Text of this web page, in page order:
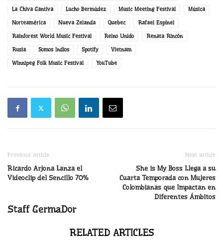
La Chiva Gantiva Lucho Bermúdez Music Meeting Festival Música
Norteamérica Nueva Zelanda Quebec Rafael Espinel
Rainforest World Music Festival Reino Unido Renata Rincón
Rusia Somos Indios Spotify Vietnam
Winnipeg Folk Music Festival YouTube
Previous article
Ricardo Arjona Lanza el
Videoclip del Sencillo 70%
Next article
She is My Boss Llega a su
Cuarta Temporada con Mujeres
Colombianas que Impactan en
Diferentes Ámbitos
Staff GermaDor
RELATED ARTICLES